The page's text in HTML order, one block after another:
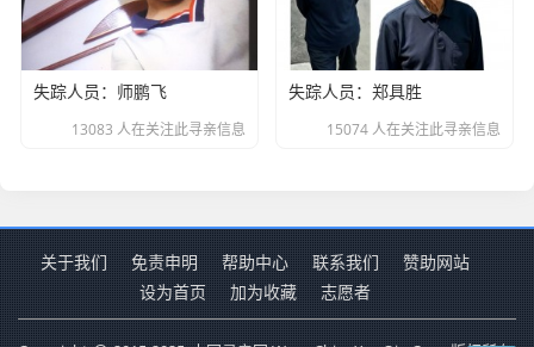
失踪人员：师鹏飞
13083 人在关注此寻亲信息
失踪人员：郑具胜
15074 人在关注此寻亲信息
关于我们 免责申明 帮助中心 联系我们
赞助网站
设为首页
加为收藏 志愿者